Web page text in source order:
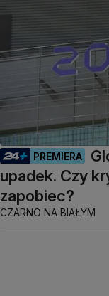
PREMIERA
upadek. Czy
zapobiec?
CZARNO NA BIAŁYM